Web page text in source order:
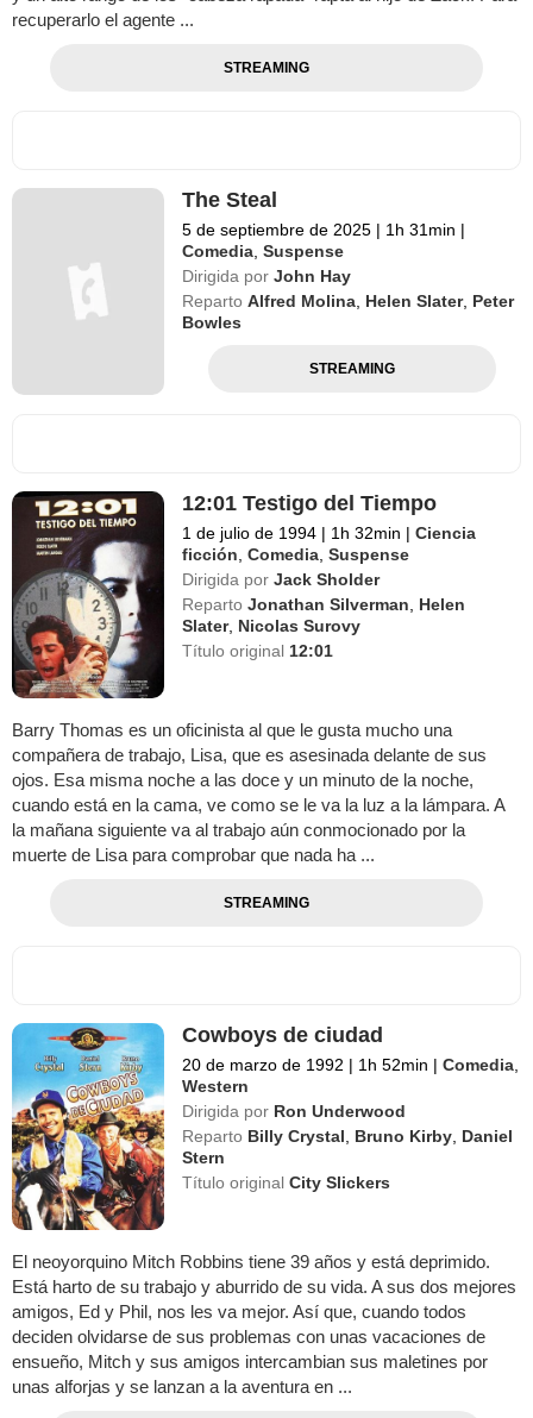
recuperarlo el agente ...
STREAMING
The Steal
5 de septiembre de 2025 | 1h 31min |
Comedia ,Suspense
Dirigida por John Hay
Reparto Alfred Molina Helen Slater, Peter
Bowles
STREAMING
12:01 Testigo del Tiempo
1 de julio de 1994 | 1h 32min | Ciencia
ficción ,Comedia ,Suspense
Dirigida por Jack Sholder
Reparto Jonathan Silverman
Helen
Slater, Nicolas Surovy
Título original 12:01
Barry Thomas es un oficinista al que le gusta mucho una
compañera de trabajo, Lisa, que es asesinada delante de sus
ojos. Esa misma noche a las doce y un minuto de la noche,
cuando está en la cama, ve como se le va la luz a la lámpara. A
la mañana siguiente va al trabajo aún conmocionado por la
muerte de Lisa para comprobar que nada ha ...
STREAMING
Cowboys de ciudad
20 de marzo de 1992 | 1h 52min | Comedia
Western
Dirigida por Ron Underwood
Reparto Billy Crystal Bruno Kirby Daniel
Stern
Título originalCity Slickers
El neoyorquino Mitch Robbins tiene 39 años y está deprimido.
Está harto de su trabajo y aburrido de su vida. A sus dos mejores
amigos, Ed y Phil, nos les va mejor. Así que, cuando todos
deciden olvidarse de sus problemas con unas vacaciones de
ensueño, Mitch y sus amigos intercambian sus maletines por
unas alforjas y se lanzan a la aventura en ...